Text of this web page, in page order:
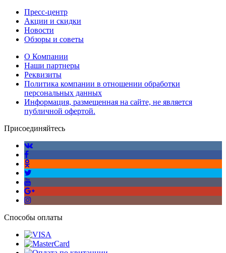
Пресс-центр
Акции и скидки
Новости
Обзоры и советы
О Компании
Наши партнеры
Реквизиты
Политика компании в отношении обработки
персональных данных
Информация, размещенная на сайте, не является
публичной офертой.
Присоединяйтесь
Способы оплаты